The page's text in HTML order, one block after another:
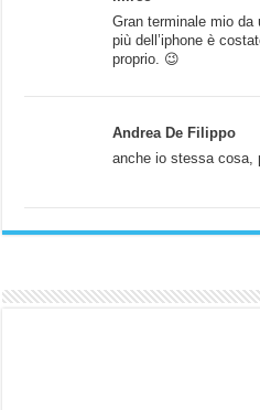
Gran terminale mio
più dell’iphone è
proprio. 😉
Andrea De Filippo
anche io stessa cosa,